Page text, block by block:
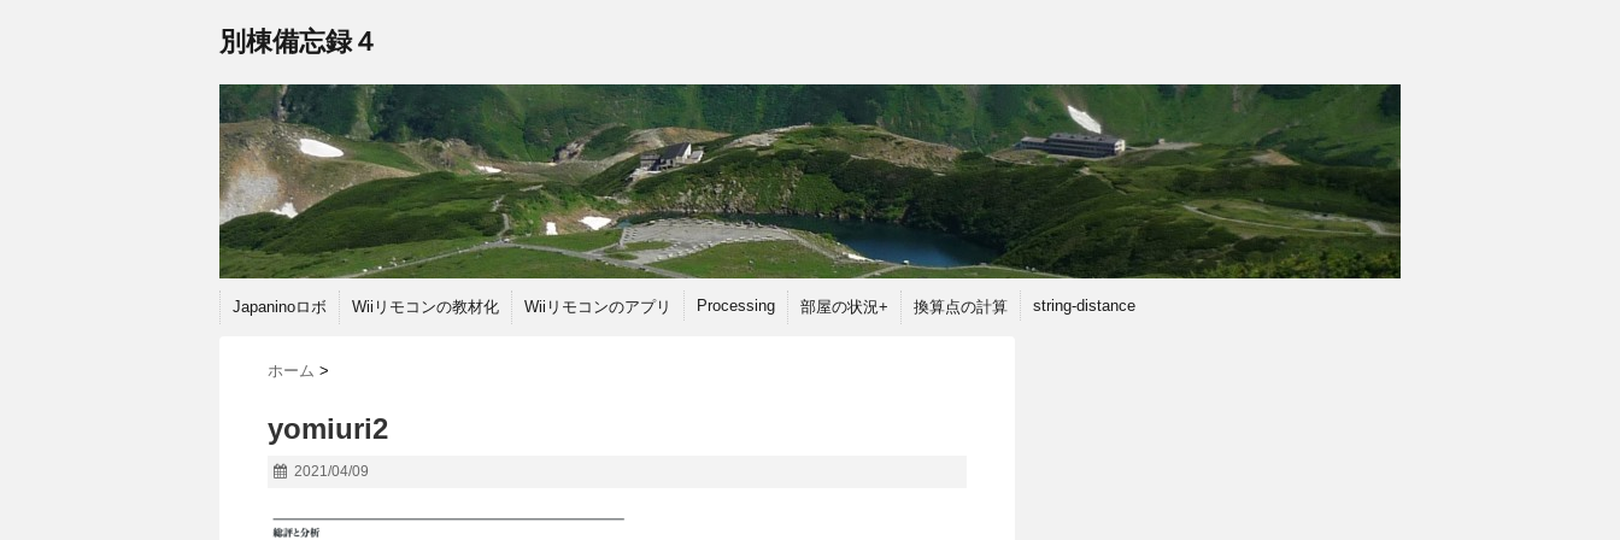
別棟備忘録４
Japaninoロボ Wiiリモコンの教材化 Wiiリモコンのアプリ Processing 部屋の状況+ 換算点の計算 string-distance
ホーム >
yomiuri2
2021/04/09